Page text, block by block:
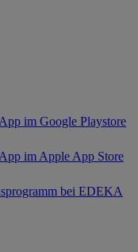
im Google Playstore
im Apple App Store
bei EDEKA